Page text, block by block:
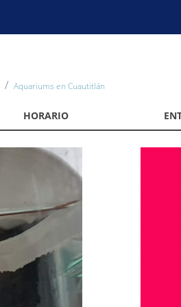
Aquariums en Cuautitlán
HORARIO